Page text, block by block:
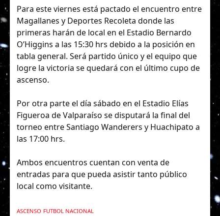
Para este viernes está pactado el encuentro entre
Magallanes y Deportes Recoleta donde las
primeras harán de local en el Estadio Bernardo
O’Higgins a las 15:30 hrs debido a la posición en
tabla general. Será partido único y el equipo que
logre la victoria se quedará con el último cupo de
ascenso.
Por otra parte el día sábado en el Estadio Elías
Figueroa de Valparaíso se disputará la final del
torneo entre Santiago Wanderers y Huachipato a
las 17:00 hrs.
Ambos encuentros cuentan con venta de
entradas para que pueda asistir tanto público
local como visitante.
ASCENSO FUTBOL NACIONAL